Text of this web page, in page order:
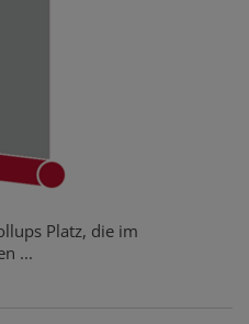
Platz, die im
...